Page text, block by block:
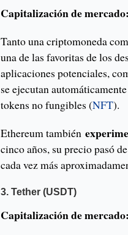
Capitalización de
Tanto una criptomoneda
una de las favoritas de los
aplicaciones potenciales,
se ejecutan
tokens no fungibles (NFT).
Ethereum también
cinco años, su precio pasó
cada vez más
3. Tether (USDT)
Capitalización de